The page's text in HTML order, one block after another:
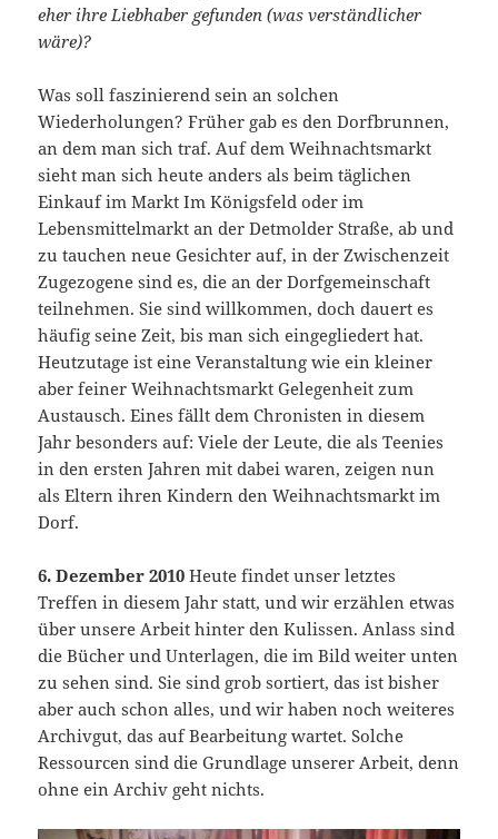
eher ihre Liebhaber gefunden (was verständlicher
wäre)?
Was soll faszinierend sein an solchen
Wiederholungen? Früher gab es den Dorfbrunnen,
an dem man sich traf. Auf dem Weihnachtsmarkt
sieht man sich heute anders als beim täglichen
Einkauf im Markt Im Königsfeld oder im
Lebensmittelmarkt an der Detmolder Straße, ab und
zu tauchen neue Gesichter auf, in der Zwischenzeit
Zugezogene sind es, die an der Dorfgemeinschaft
teilnehmen. Sie sind willkommen, doch dauert es
häufig seine Zeit, bis man sich eingegliedert hat.
Heutzutage ist eine Veranstaltung wie ein kleiner
aber feiner Weihnachtsmarkt Gelegenheit zum
Austausch. Eines fällt dem Chronisten in diesem
Jahr besonders auf: Viele der Leute, die als Teenies
in den ersten Jahren mit dabei waren, zeigen nun
als Eltern ihren Kindern den Weihnachtsmarkt im
Dorf.
6. Dezember 2010 Heute findet unser letztes
Treffen in diesem Jahr statt, und wir erzählen etwas
über unsere Arbeit hinter den Kulissen. Anlass sind
die Bücher und Unterlagen, die im Bild weiter unten
zu sehen sind. Sie sind grob sortiert, das ist bisher
aber auch schon alles, und wir haben noch weiteres
Archivgut, das auf Bearbeitung wartet. Solche
Ressourcen sind die Grundlage unserer Arbeit, denn
ohne ein Archiv geht nichts.